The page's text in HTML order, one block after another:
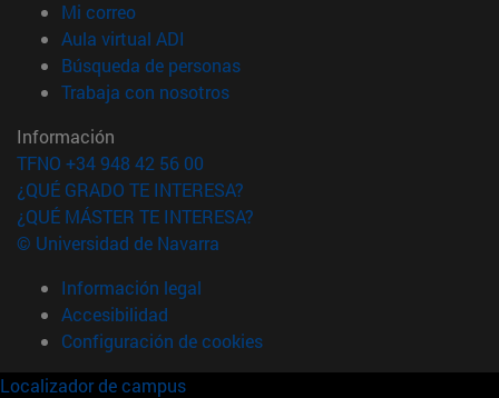
Mi correo(abre en nueva ventana)
Aula virtual ADI
Búsqueda de personas(abre en nueva ventana)
Trabaja con nosotros(abre en nueva ventana)
Información
TFNO +34 948 42 56 00
¿QUÉ GRADO TE INTERESA?
¿QUÉ MÁSTER TE INTERESA?
© Universidad de Navarra
Información legal
Accesibilidad
Configuración de cookies
Localizador de campus